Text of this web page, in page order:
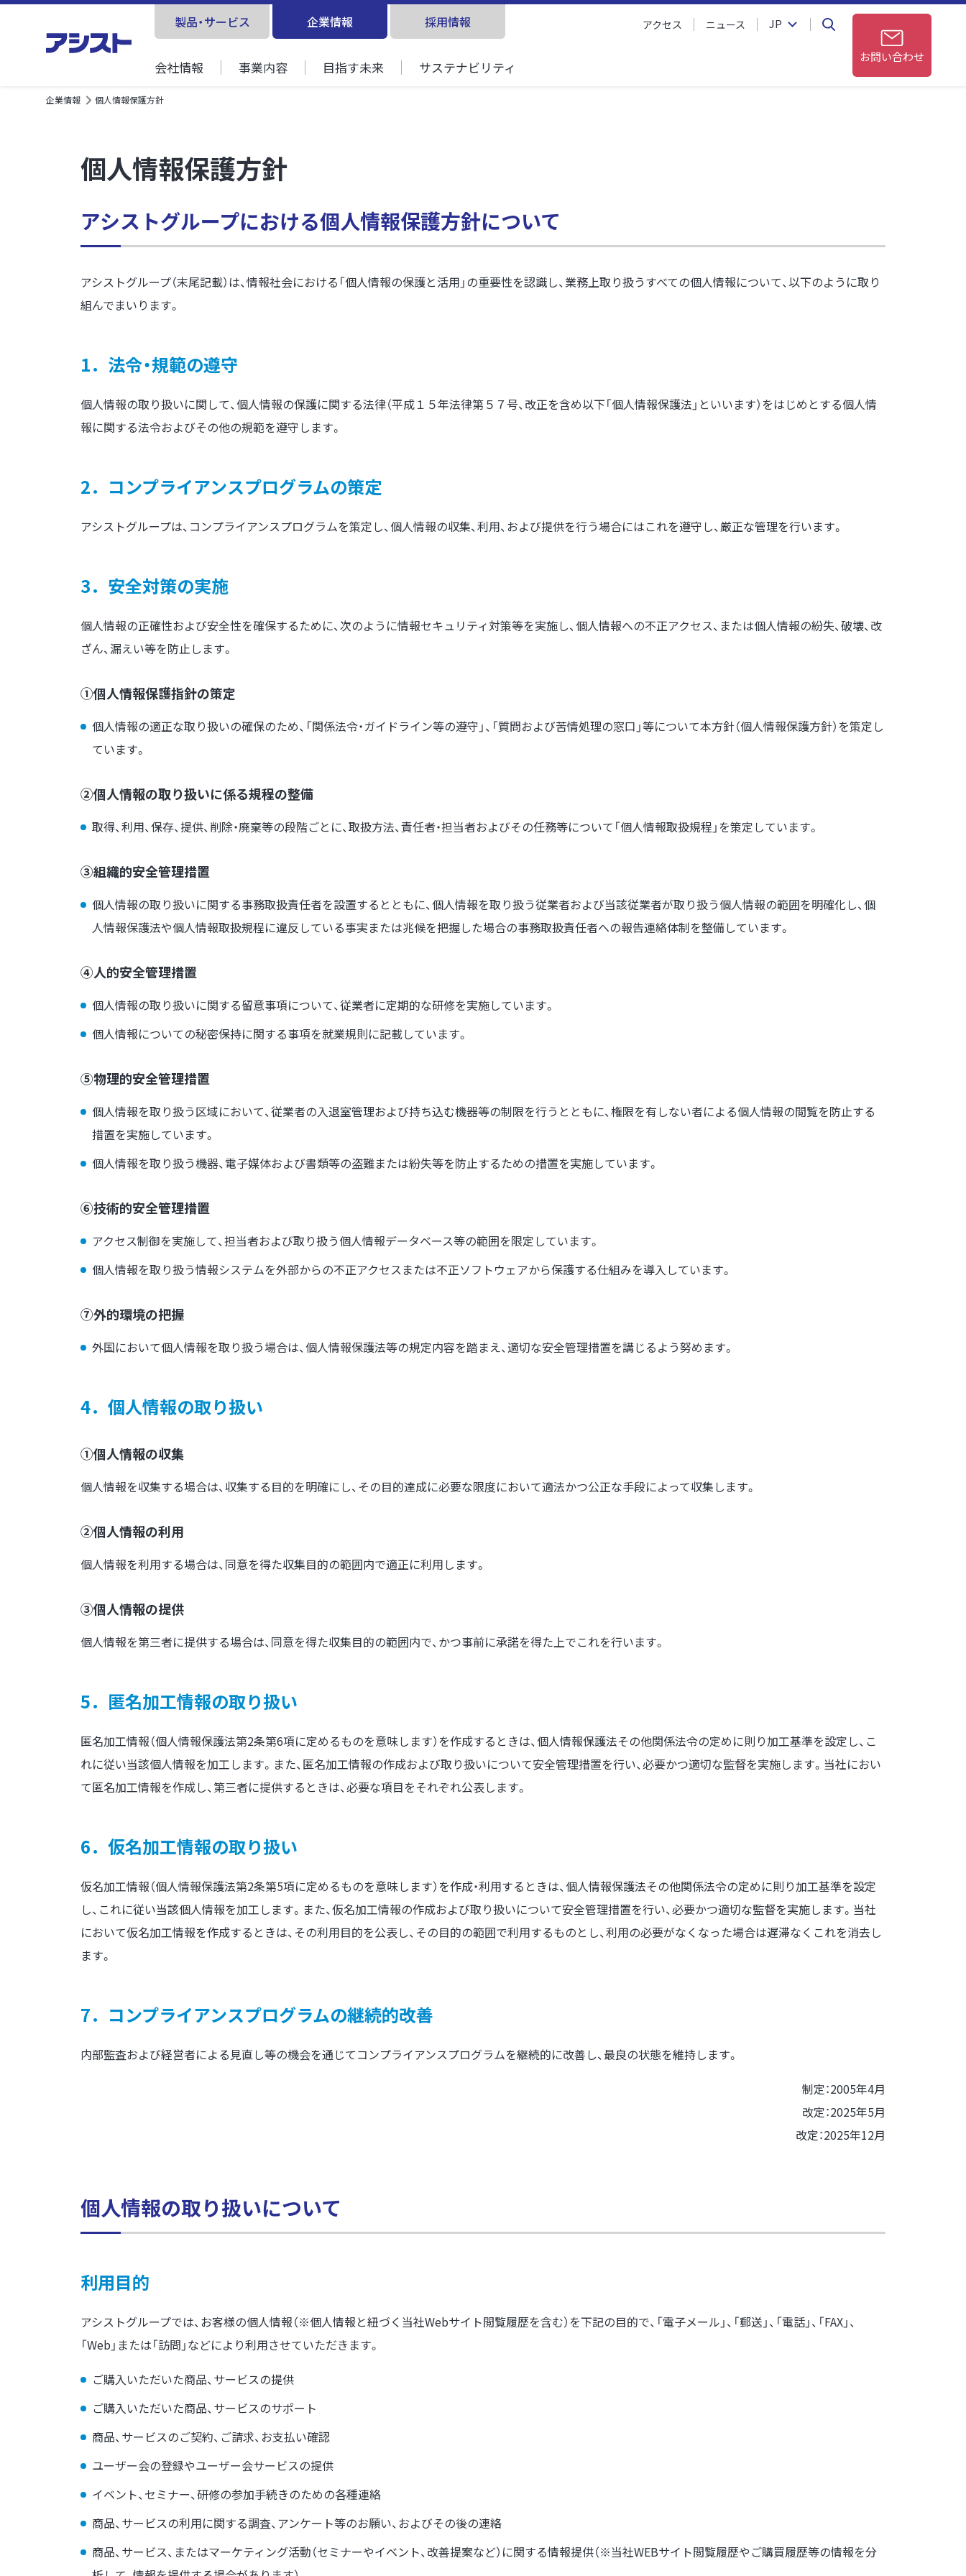
企業情報
会社情報 事業内容 目指す未来 サステナビリティ
製品・サービス 採用情報 アクセス ニュース JP
お問い合わせ
企業情報 個人情報保護方針
個人情報保護方針
アシストグループにおける個人情報保護方針について
アシストグループ（末尾記載）は、情報社会における「個人情報の保護と活用」の重要性を認識し、業務上取り扱うすべての個人情報について、以下のように取り
組んでまいります。
1．法令・規範の遵守
個人情報の取り扱いに関して、個人情報の保護に関する法律（平成１５年法律第５７号、改正を含め以下「個人情報保護法」といいます）をはじめとする個人情
報に関する法令およびその他の規範を遵守します。
2．コンプライアンスプログラムの策定
アシストグループは、コンプライアンスプログラムを策定し、個人情報の収集、利用、および提供を行う場合にはこれを遵守し、厳正な管理を行います。
3．安全対策の実施
個人情報の正確性および安全性を確保するために、次のように情報セキュリティ対策等を実施し、個人情報への不正アクセス、または個人情報の紛失、破壊、改
ざん、漏えい等を防止します。
①個人情報保護指針の策定
個人情報の適正な取り扱いの確保のため、「関係法令・ガイドライン等の遵守」、「質問および苦情処理の窓口」等について本方針（個人情報保護方針）を策定し
ています。
②個人情報の取り扱いに係る規程の整備
取得、利用、保存、提供、削除・廃棄等の段階ごとに、取扱方法、責任者・担当者およびその任務等について「個人情報取扱規程」を策定しています。
③組織的安全管理措置
個人情報の取り扱いに関する事務取扱責任者を設置するとともに、個人情報を取り扱う従業者および当該従業者が取り扱う個人情報の範囲を明確化し、個
人情報保護法や個人情報取扱規程に違反している事実または兆候を把握した場合の事務取扱責任者への報告連絡体制を整備しています。
④人的安全管理措置
個人情報の取り扱いに関する留意事項について、従業者に定期的な研修を実施しています。
個人情報についての秘密保持に関する事項を就業規則に記載しています。
⑤物理的安全管理措置
個人情報を取り扱う区域において、従業者の入退室管理および持ち込む機器等の制限を行うとともに、権限を有しない者による個人情報の閲覧を防止する
措置を実施しています。
個人情報を取り扱う機器、電子媒体および書類等の盗難または紛失等を防止するための措置を実施しています。
⑥技術的安全管理措置
アクセス制御を実施して、担当者および取り扱う個人情報データベース等の範囲を限定しています。
個人情報を取り扱う情報システムを外部からの不正アクセスまたは不正ソフトウェアから保護する仕組みを導入しています。
⑦外的環境の把握
外国において個人情報を取り扱う場合は、個人情報保護法等の規定内容を踏まえ、適切な安全管理措置を講じるよう努めます。
4．個人情報の取り扱い
①個人情報の収集
個人情報を収集する場合は、収集する目的を明確にし、その目的達成に必要な限度において適法かつ公正な手段によって収集します。
②個人情報の利用
個人情報を利用する場合は、同意を得た収集目的の範囲内で適正に利用します。
③個人情報の提供
個人情報を第三者に提供する場合は、同意を得た収集目的の範囲内で、かつ事前に承諾を得た上でこれを行います。
5．匿名加工情報の取り扱い
匿名加工情報（個人情報保護法第2条第6項に定めるものを意味します）を作成するときは、個人情報保護法その他関係法令の定めに則り加工基準を設定し、こ
れに従い当該個人情報を加工します。また、匿名加工情報の作成および取り扱いについて安全管理措置を行い、必要かつ適切な監督を実施します。当社におい
て匿名加工情報を作成し、第三者に提供するときは、必要な項目をそれぞれ公表します。
6．仮名加工情報の取り扱い
仮名加工情報（個人情報保護法第2条第5項に定めるものを意味します）を作成・利用するときは、個人情報保護法その他関係法令の定めに則り加工基準を設定
し、これに従い当該個人情報を加工します。また、仮名加工情報の作成および取り扱いについて安全管理措置を行い、必要かつ適切な監督を実施します。当社
において仮名加工情報を作成するときは、その利用目的を公表し、その目的の範囲で利用するものとし、利用の必要がなくなった場合は遅滞なくこれを消去し
ます。
7．コンプライアンスプログラムの継続的改善
内部監査および経営者による見直し等の機会を通じてコンプライアンスプログラムを継続的に改善し、最良の状態を維持します。
制定：2005年4月
改定：2025年5月
改定：2025年12月
個人情報の取り扱いについて
利用目的
アシストグループでは、お客様の個人情報（※個人情報と紐づく当社Webサイト閲覧履歴を含む）を下記の目的で、「電子メール」、「郵送」、「電話」、「FAX」、
「Web」または「訪問」などにより利用させていただきます。
ご購入いただいた商品、サービスの提供
ご購入いただいた商品、サービスのサポート
商品、サービスのご契約、ご請求、お支払い確認
ユーザー会の登録やユーザー会サービスの提供
イベント、セミナー、研修の参加手続きのための各種連絡
商品、サービスの利用に関する調査、アンケート等のお願い、およびその後の連絡
商品、サービス、またはマーケティング活動（セミナーやイベント、改善提案など）に関する情報提供（※当社WEBサイト閲覧履歴やご購買履歴等の情報を分